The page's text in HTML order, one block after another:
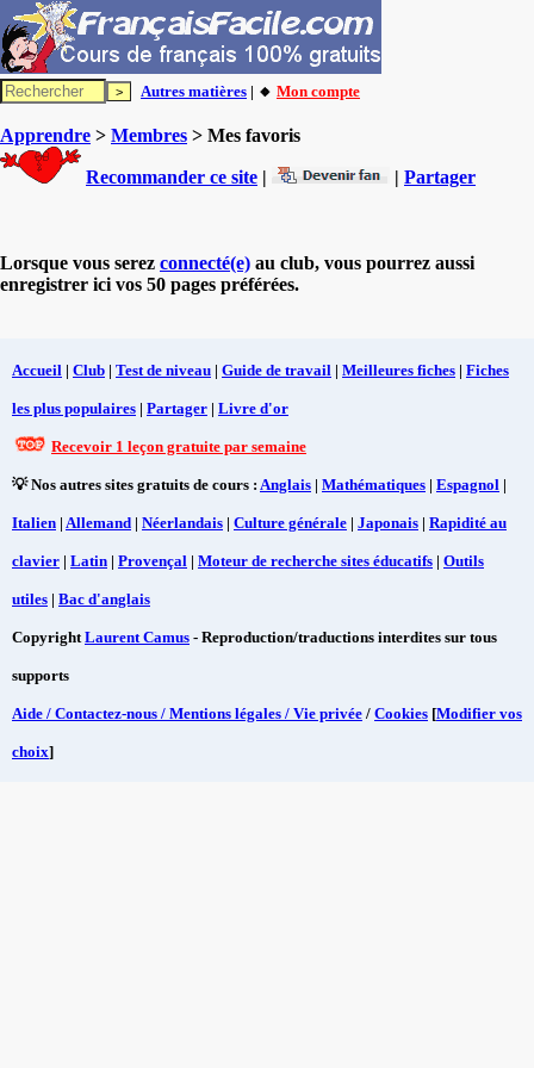
Autres matières | 🔸 Mon compte
Apprendre > Membres > Mes favoris
Recommander ce site | | Partager
Lorsque vous serez connecté(e) au club, vous pourrez aussi
enregistrer ici vos 50 pages préférées.
Accueil | Club | Test de niveau | Guide de travail | Meilleures fiches | Fiches
les plus populaires | Partager | Livre d'or
Recevoir 1 leçon gratuite par semaine
💡 Nos autres sites gratuits de cours : Anglais | Mathématiques | Espagnol |
Italien | Allemand | Néerlandais | Culture générale | Japonais | Rapidité au
clavier | Latin | Provençal | Moteur de recherche sites éducatifs | Outils
utiles | Bac d'anglais
CopyrightLaurent Camus - Reproduction/traductions interdites sur tous
supports
Aide / Contactez-nous / Mentions légales / Vie privée / Cookies [Modifier vos
choix]